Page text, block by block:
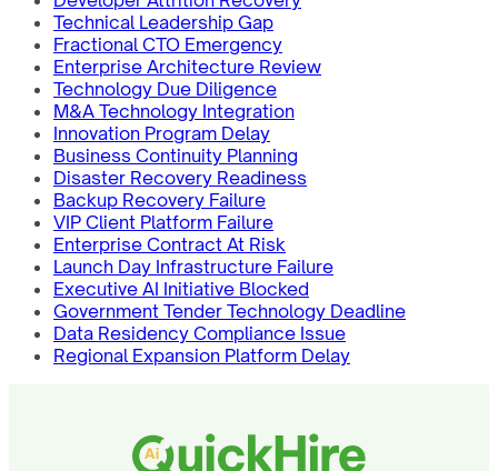
Technical Leadership Gap
Fractional CTO Emergency
Enterprise Architecture Review
Technology Due Diligence
M&A Technology Integration
Innovation Program Delay
Business Continuity Planning
Disaster Recovery Readiness
Backup Recovery Failure
VIP Client Platform Failure
Enterprise Contract At Risk
Launch Day Infrastructure Failure
Executive AI Initiative Blocked
Government Tender Technology Deadline
Data Residency Compliance Issue
Regional Expansion Platform Delay